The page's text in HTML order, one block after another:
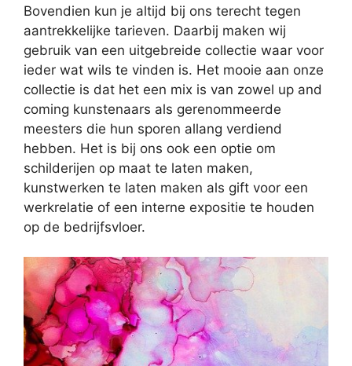
Bovendien kun je altijd bij ons terecht tegen
aantrekkelijke tarieven. Daarbij maken wij
gebruik van een uitgebreide collectie waar voor
ieder wat wils te vinden is. Het mooie aan onze
collectie is dat het een mix is van zowel up and
coming kunstenaars als gerenommeerde
meesters die hun sporen allang verdiend
hebben. Het is bij ons ook een optie om
schilderijen op maat te laten maken,
kunstwerken te laten maken als gift voor een
werkrelatie of een interne expositie te houden
op de bedrijfsvloer.